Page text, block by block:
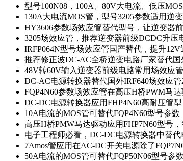
型号100N08，100A、80V大电流、低压
130A大电流MOS管，型号3205参数适用逆
HY3606参数场效应管替代型号，让逆变器
3205场效应管，推荐逆变器前级DCDC升压
IRFP064N型号场效应管国产替代，提升
推荐修正波DC-AC全桥逆变电路厂家替代国
48V转60V输入逆变器前级电路常用场效应
DC-AC电源转换器替代国外IRF640场效应管
FQP4N60参数场效应管在高压H桥PWM马
DC-DC电源转换器应用FHP4N60高耐压管
10A电流的MOS管可替代FQP4N60型号参
高压H桥PMW马达驱动应用FHP7N60型号
电子工程师必看，DC-DC电源转换器中替代
7Amos管应用在AC-DC开关电源除了
50A电流的MOS管可替代FQP50N06型号参